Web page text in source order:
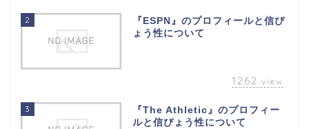
2
『ESPN』のプロフィールと信ぴ
ょう性について
1262 view
3
『The Athletic』のプロフィー
ルと信ぴょう性について